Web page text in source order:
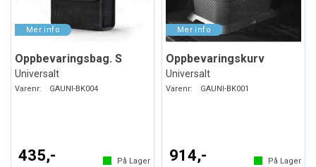
Oppbevaringsbag. S
Universalt
Varenr: GAUNI-BK004
435,- På Lager
Oppbevaringskurv
Universalt
Varenr: GAUNI-BK001
914,- På Lager